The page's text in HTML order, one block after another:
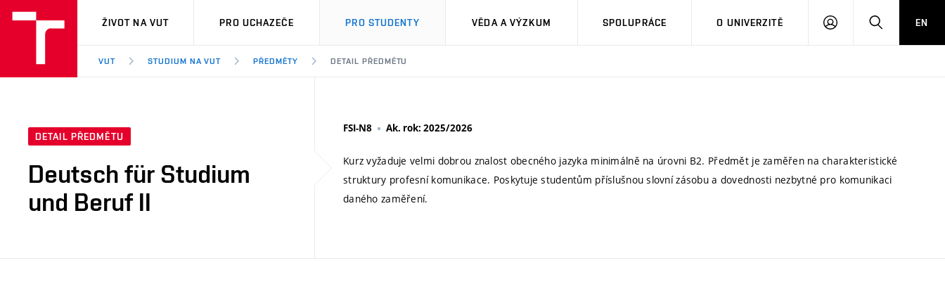
VUT
ŽIVOT NA VUT PRO UCHAZEČE PRO STUDENTY VĚDA A VÝZKUM SPOLUPRÁCE O UNIVERZITĚ
PŘIHLÁSIT HLEDATEN
VUT STUDIUM NA VUT PŘEDMĚTY DETAIL PŘEDMĚTU
DETAIL PŘEDMĚTU
Deutsch für Studium
und Beruf II
FSI-N8 Ak. rok: 2025/2026
Kurz vyžaduje velmi dobrou znalost obecného jazyka minimálně na úrovni B2. Předmět je zaměřen na charakteristické
struktury profesní komunikace. Poskytuje studentům příslušnou slovní zásobu a dovednosti nezbytné pro komunikaci
daného zaměření.